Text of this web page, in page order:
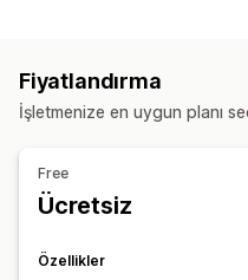
Dijital veriler Mağaza verileri
Web sitesi kodu
Kopyalama ve yapıştırma
Görsel indirme
Fiyatlandırma
İşletmenize en uygun planı
Free
Ücretsiz
Özellikler